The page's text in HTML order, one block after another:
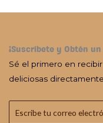
¡Suscríbete y Obtén un
Sé el primero en
deliciosas